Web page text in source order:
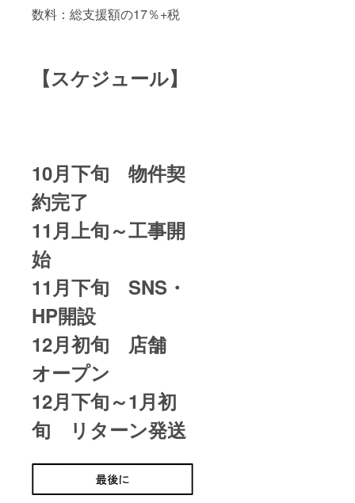
数料：総支援額の17％+税
【スケジュール】
10月下旬 物件契
約完了
11月上旬～工事開
始
11月下旬 SNS・
HP開設
12月初旬 店舗
オープン
12月下旬～1月初
旬 リターン発送